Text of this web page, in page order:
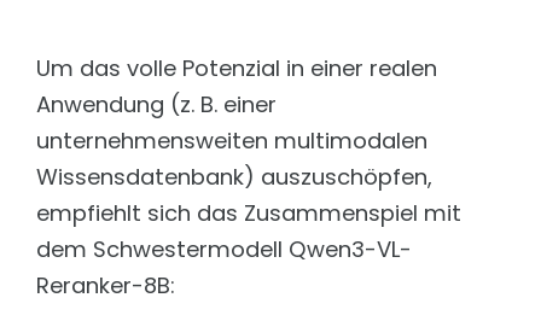
Um das volle Potenzial in einer realen
Anwendung (z. B. einer
unternehmensweiten multimodalen
Wissensdatenbank) auszuschöpfen,
empfiehlt sich das Zusammenspiel mit
dem Schwestermodell Qwen3-VL-
Reranker-8B: